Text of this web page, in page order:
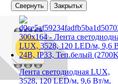
Лента светодиодная LUX,
3528, 120 LED/м, 9,6 Вт/м,
Свернуть Закрытьx